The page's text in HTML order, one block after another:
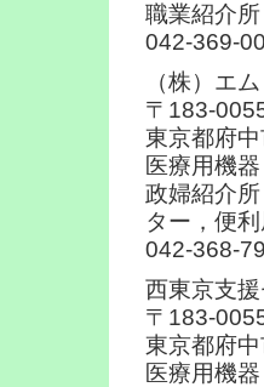
職業紹介
042-369-
（株）エ
〒183-
東京都府
医療用機
政婦紹介
ター，便
042-368-
西東京支
〒183-
東京都府
医療用機